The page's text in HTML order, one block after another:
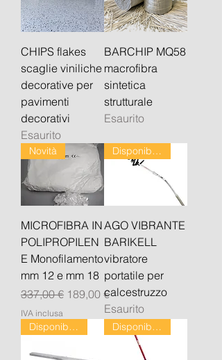
CHIPS flakes
scaglie viniliche
decorative per
pavimenti
decorativi
Esaurito
BARCHIP MQ58
macrofibra
sintetica
strutturale
Esaurito
Novità
MICROFIBRA IN
POLIPROPILEN
E Monofilamento
mm 12 e mm 18
Prezzo regolare
337,00 € Prezzo scontato
189,00 €
IVA inclusa
Disponibile dal 24/08
AGO VIBRANTE
BARIKELL
vibratore
portatile per
calcestruzzo
Esaurito
Disponibile dal 24/08 Disponibile dal 24/08